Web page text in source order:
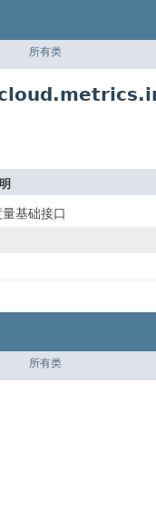
所有类
量基础接口
所有类